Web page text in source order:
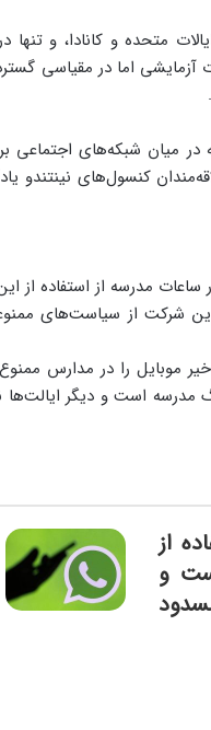
اما در مقیاسی
در میان شبکه‌های اجتماعی
کنسول‌های نینتندو
این شرکت از سیاست‌های
را در مدارس ممنوع
مدرسه است و دیگر
از
و